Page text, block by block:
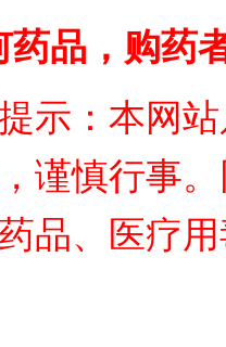
品，购药
示：本网
谨慎行事
品、医疗